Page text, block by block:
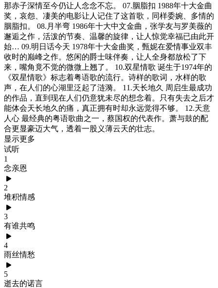
那赤子深情至今仍让人念念不忘。 07.胭脂扣 1988年十大金曲
奖，哀怨、凄美的电影让人记住了这首歌，同样委婉、多情的
胭脂扣。 08.月半弯 1986年十大中文金曲，张学友与罗美薇的
邂逅之作，活泼的节奏、温馨的旋律，让人惊觉幸福已由此开
始… 09.明日话今天 1978年十大金曲奖，甄妮在爱情事业双丰
收时的巅峰之作。悠闲的爵士味伴奏，让人全身都放松了下
来，嘴角竟不觉的微微上翘了。 10.双星情歌 诞生于1974年的
《双星情歌》标志着粤语歌的流行。诗样的歌词，水样的歌
声，在人们的心湖里泛起了涟漪。 11.天长地久 周启生最成功
的作品，直到现在人们仍意犹未尽的想念着。只有失去之后才
能体会天长地久的痛，真正拥有时却永远觉得不够。 12.天意
人心 最经典的粤语歌曲之一，蔡国权的代表作。萧与鼓的配
合更显豪迈大气，透着一股义薄云天的壮志。
显示更多
试听
1
念亲恩
2
堆积情感
3
有谁共鸣
4
雨丝情愁
5
逝去的诺言